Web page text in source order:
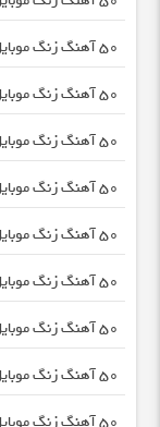
50 آهنگ زنگ موبایل جدید
50 آهنگ زنگ موبایل ترسناک
50 آهنگ زنگ موبایل huawei
50 آهنگ زنگ موبایل کلاسیک
50 آهنگ زنگ موبایل اصلی
50 آهنگ زنگ موبایل برنامه اپل
50 آهنگ زنگ موبایل مادر
50 آهنگ زنگ موبایل خفن